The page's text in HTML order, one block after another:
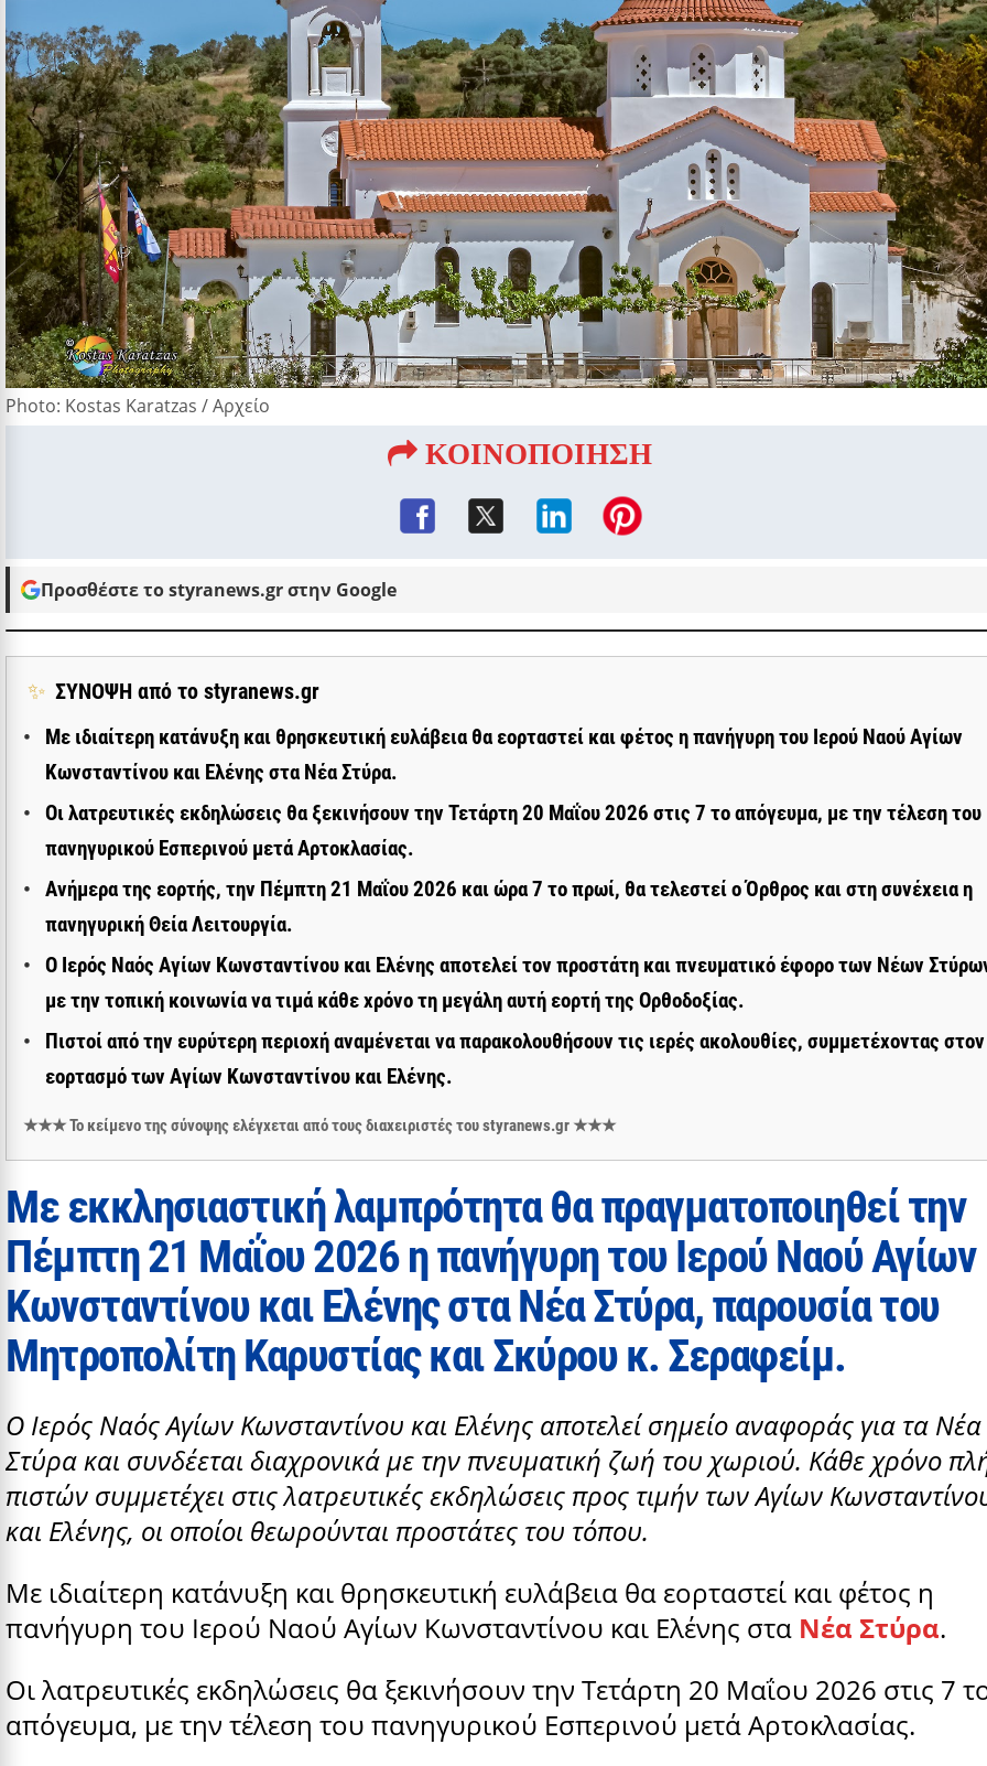
Photo: Kostas Karatzas / Αρχείο
ΚΟΙΝΟΠΟΙΗΣΗ
Προσθέστε το styranews.gr στην Google
✨ ΣΥΝΟΨΗ από το styranews.gr
Με ιδιαίτερη κατάνυξη και θρησκευτική ευλάβεια θα εορταστεί και φέτος η πανήγυρη του Ιερού Ναού Αγίων
Κωνσταντίνου και Ελένης στα Νέα Στύρα.
Οι λατρευτικές εκδηλώσεις θα ξεκινήσουν την Τετάρτη 20 Μαΐου 2026 στις 7 το απόγευμα, με την τέλεση του
πανηγυρικού Εσπερινού μετά Αρτοκλασίας.
Ανήμερα της εορτής, την Πέμπτη 21 Μαΐου 2026 και ώρα 7 το πρωί, θα τελεστεί ο Όρθρος και στη συνέχεια η
πανηγυρική Θεία Λειτουργία.
Ο Ιερός Ναός Αγίων Κωνσταντίνου και Ελένης αποτελεί τον προστάτη και πνευματικό έφορο των Νέων
με την τοπική κοινωνία να τιμά κάθε χρόνο τη μεγάλη αυτή εορτή της Ορθοδοξίας.
Πιστοί από την ευρύτερη περιοχή αναμένεται να παρακολουθήσουν τις ιερές ακολουθίες, συμμετέχοντας στον
εορτασμό των Αγίων Κωνσταντίνου και Ελένης.
★★★ Το κείμενο της σύνοψης ελέγχεται από τους διαχειριστές του styranews.gr ★★★
Με εκκλησιαστική λαμπρότητα θα πραγματοποιηθεί την
Πέμπτη 21 Μαΐου 2026 η πανήγυρη του Ιερού Ναού Αγίων
Κωνσταντίνου και Ελένης στα Νέα Στύρα, παρουσία του
Μητροπολίτη Καρυστίας και Σκύρου κ. Σεραφείμ.
Ο Ιερός Ναός Αγίων Κωνσταντίνου και Ελένης αποτελεί σημείο αναφοράς για τα Νέα
Στύρα και συνδέεται διαχρονικά με την πνευματική ζωή του χωριού. Κάθε χρόνο
πιστών συμμετέχει στις λατρευτικές εκδηλώσεις προς τιμήν των Αγίων
και Ελένης, οι οποίοι θεωρούνται προστάτες του τόπου.
Με ιδιαίτερη κατάνυξη και θρησκευτική ευλάβεια θα εορταστεί και φέτος η
πανήγυρη του Ιερού Ναού Αγίων Κωνσταντίνου και Ελένης στα Νέα Στύρα.
Οι λατρευτικές εκδηλώσεις θα ξεκινήσουν την Τετάρτη 20 Μαΐου 2026 στις 7
απόγευμα, με την τέλεση του πανηγυρικού Εσπερινού μετά Αρτοκλασίας.